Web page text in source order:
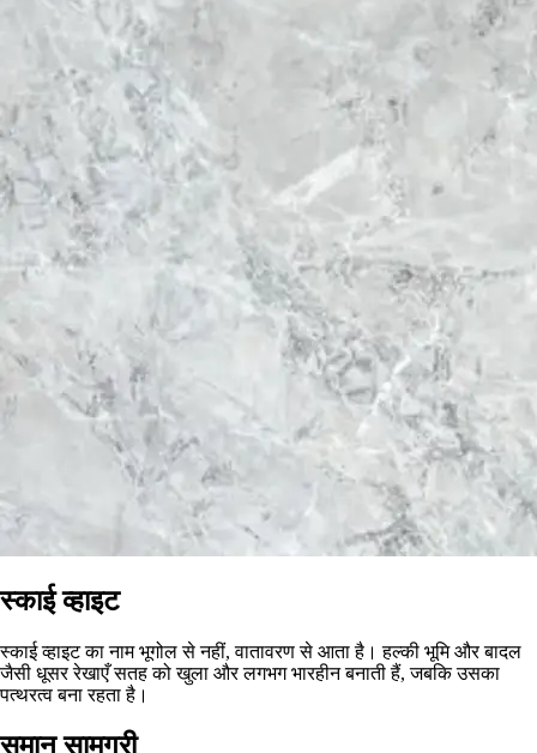
स्काई व्हाइट
स्काई व्हाइट का नाम भूगोल से नहीं, वातावरण से आता है। हल्की भूमि और बादल
जैसी धूसर रेखाएँ सतह को खुला और लगभग भारहीन बनाती हैं, जबकि उसका
पत्थरत्व बना रहता है।
समान सामग्री